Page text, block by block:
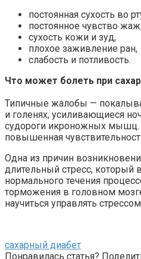
постоянная сухость во
постоянное чувство
сухость кожи и зуд,
плохое заживление ран,
слабость и потливость.
Что может болеть при
Типичные жалобы —
и голенях, усиливающиеся
судороги икроножных мышц.
повышенная
Одна из причин
длительный стресс,
нормального течения
торможения в головном
научиться управлять
сахарный диабет
Понравилась статья?